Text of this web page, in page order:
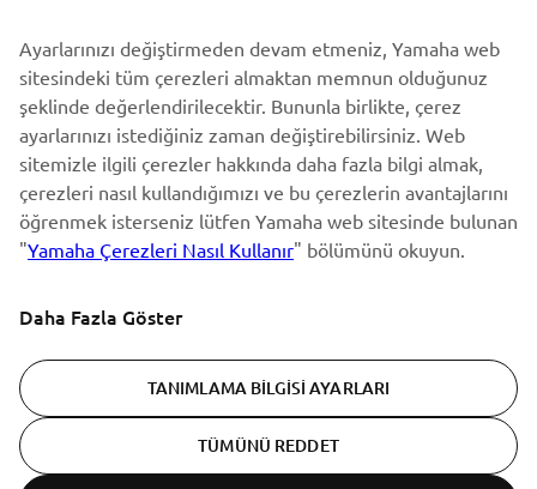
ABONE OL
Gizlilik Politikamızı okuyarak kişisel verilerinizi nasıl işlediğimizi
öğrenebilirsiniz: Gizlilik Politikası
Turkey (Turkish)
© Copyright - 2026 Yamaha Motor Europe N.V. - All Rights
Ayarlarınızı değiştirmeden devam etmeniz, Yamaha web
sitesindeki tüm çerezleri almaktan memnun olduğunuz
şeklinde değerlendirilecektir. Bununla birlikte, çerez
ayarlarınızı istediğiniz zaman değiştirebilirsiniz. Web
sitemizle ilgili çerezler hakkında daha fazla bilgi almak,
çerezleri nasıl kullandığımızı ve bu çerezlerin avantajlarını
öğrenmek isterseniz lütfen Yamaha web sitesinde bulunan
"Yamaha Çerezleri Nasıl Kullanır " bölümünü okuyun.
Daha Fazla Göster
TANIMLAMA BILGISI AYARLARI
TÜMÜNÜ REDDET